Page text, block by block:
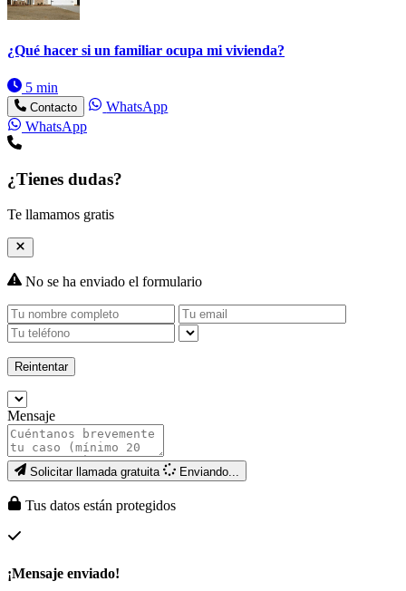
¿Qué hacer si un familiar ocupa mi vivienda?
5 min
Contacto
WhatsApp
WhatsApp
¿Tienes dudas?
Te llamamos gratis
No se ha enviado el formulario
Reintentar
Mensaje
Solicitar llamada gratuita Enviando...
Tus datos están protegidos
¡Mensaje enviado!